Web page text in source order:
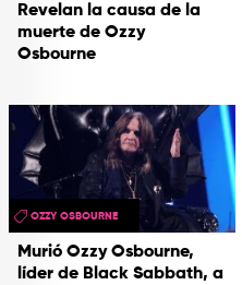
Revelan la causa de la
muerte de Ozzy
Osbourne
Murió Ozzy Osbourne,
líder de Black Sabbath, a
OZZY OSBOURNE